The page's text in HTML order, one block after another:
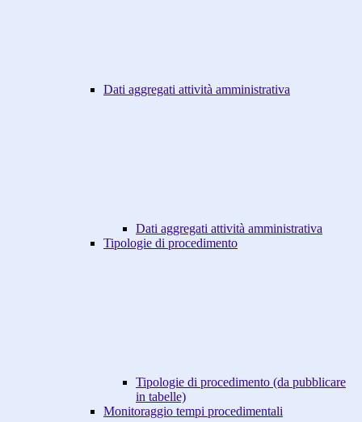
Dati aggregati attività amministrativa
Dati aggregati attività amministrativa
Tipologie di procedimento
Tipologie di procedimento (da pubblicare
in tabelle)
Monitoraggio tempi procedimentali